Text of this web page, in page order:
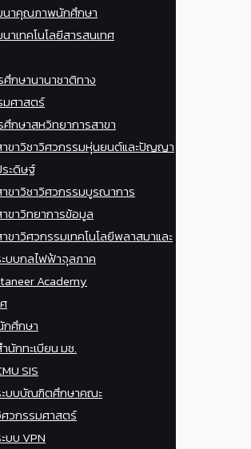
าคุณภาพนักศึกษา
เทคโนโลยีสารสนเทศ
กษานานาชาติทาง
มศาสตร์
กษาสหวิทยาการสาขา
ขาวิชาวิศวกรรมหุ่นยนต์และปัญญา
ะดิษฐ์
ขาวิชาวิศวกรรมบูรณาการ
ขาวิทยาการข้อมูล
ขาวิศวกรรมเทคโนโลยีพลาสมาและ
บบกลไฟฟ้าจุลภาค
Academy
กศึกษา
นักทะเบียน มช.
SIS
บบบัณฑิตศึกษาคณะ
วกรรมศาสตร์
บบ VPN